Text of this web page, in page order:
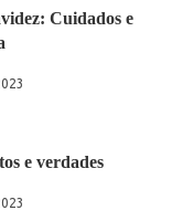
Cuidados e
e verdades